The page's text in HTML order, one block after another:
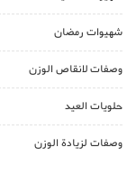
شهيوات رمضان
وصفات لانقاص الوزن
حلويات العيد
وصفات لزيادة الوزن